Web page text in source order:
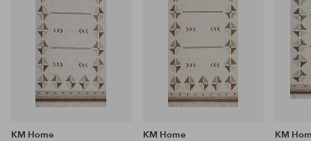
KM Home
KM Home
KM